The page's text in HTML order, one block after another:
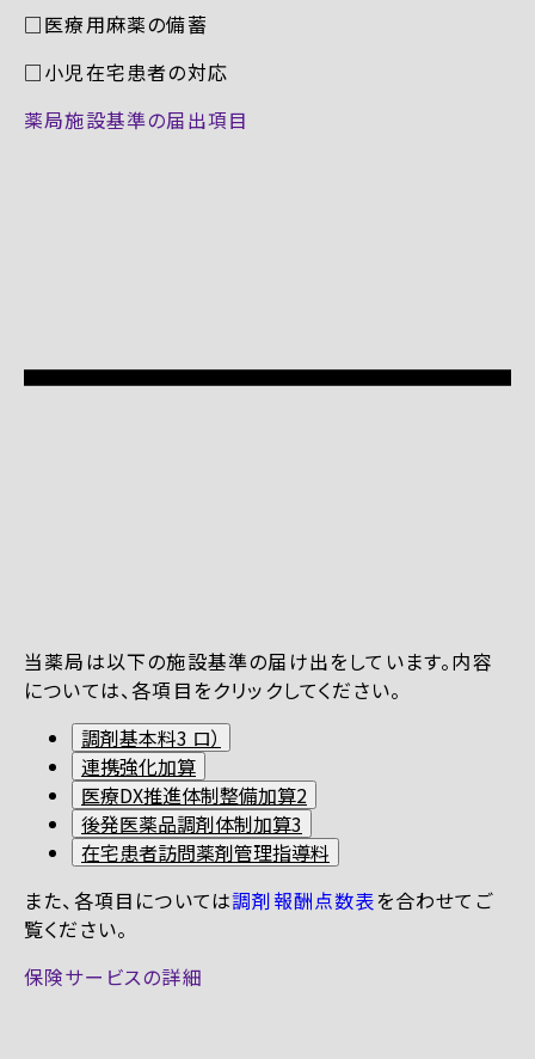
□医療用麻薬の備蓄
□小児在宅患者の対応
薬局施設基準の届出項目
当薬局は以下の施設基準の届け出をしています。内容
については、各項目をクリックしてください。
調剤基本料3 ロ）
連携強化加算
医療DX推進体制整備加算2
後発医薬品調剤体制加算3
在宅患者訪問薬剤管理指導料
また、各項目については調剤報酬点数表を合わせてご
覧ください。
保険サービスの詳細